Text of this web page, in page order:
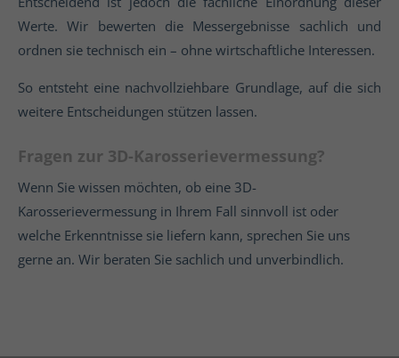
Werte. Wir bewerten die Messergebnisse sachlich und
ordnen sie technisch ein – ohne wirtschaftliche Interessen.
So entsteht eine nachvollziehbare Grundlage, auf die sich
weitere Entscheidungen stützen lassen.
Fragen zur 3D-Karosserievermessung?
Wenn Sie wissen möchten, ob eine 3D-
Karosserievermessung in Ihrem Fall sinnvoll ist oder
welche Erkenntnisse sie liefern kann, sprechen Sie uns
gerne an. Wir beraten Sie sachlich und unverbindlich.